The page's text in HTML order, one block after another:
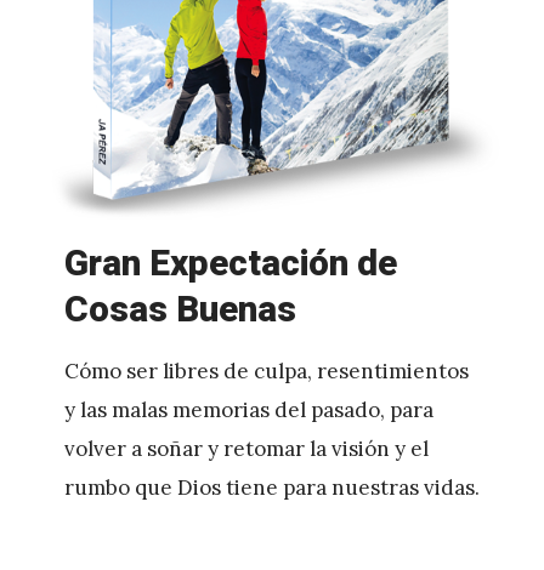
Gran Expectación de
Cosas Buenas
Cómo ser libres de culpa, resentimientos
y las malas memorias del pasado, para
volver a soñar y retomar la visión y el
rumbo que Dios tiene para nuestras vidas.